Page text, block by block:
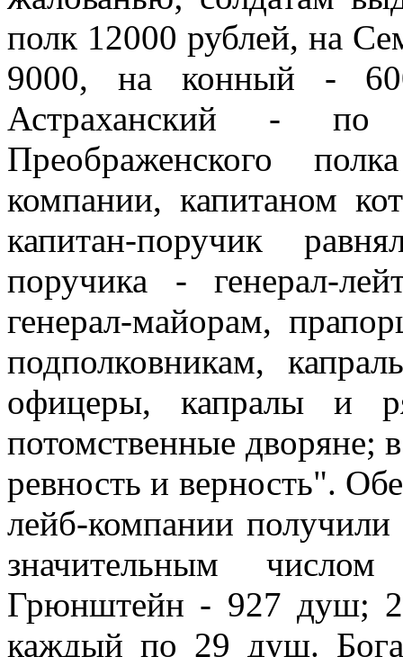
полк 12000 рублей, на
9000, на конный -
Астраханский - по
Преображенского
компании, капитаном
капитан-поручик
поручика - генерал-
генерал-майорам,
подполковникам,
офицеры, капралы и
потомственные дворяне;
ревность и верность".
лейб-компании
значительным
Грюнштейн - 927 душ;
каждый по 29 душ.